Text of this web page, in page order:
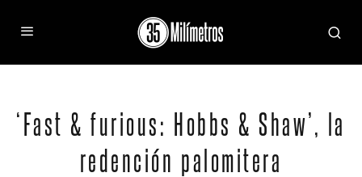
‘Fast & furious: Hobbs & Shaw’, la
redención palomitera